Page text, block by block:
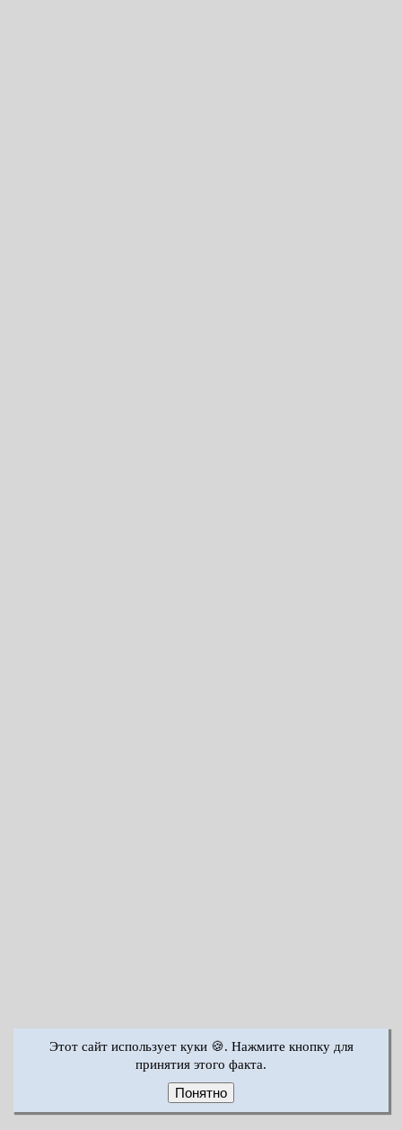
Этот сайт использует куки 🍪. Нажмите кнопку для
принятия этого факта.
Понятно